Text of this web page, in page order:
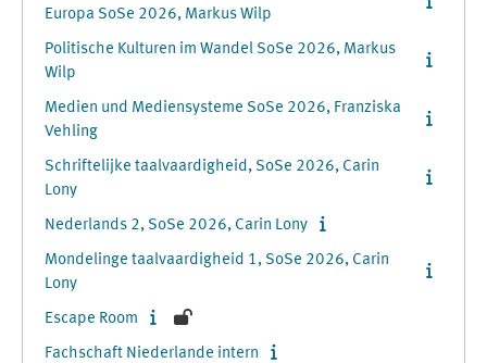
Europa SoSe 2026, Markus Wilp
Politische Kulturen im Wandel SoSe 2026, Markus
Wilp
Medien und Mediensysteme SoSe 2026, Franziska
Vehling
Schriftelijke taalvaardigheid, SoSe 2026, Carin
Lony
Nederlands 2, SoSe 2026, Carin Lony
Mondelinge taalvaardigheid 1, SoSe 2026, Carin
Lony
Escape Room
Fachschaft Niederlande intern